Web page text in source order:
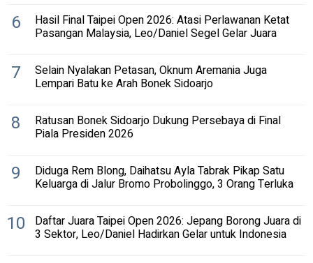
6 Hasil Final Taipei Open 2026: Atasi Perlawanan Ketat
Pasangan Malaysia, Leo/Daniel Segel Gelar Juara
7 Selain Nyalakan Petasan, Oknum Aremania Juga
Lempari Batu ke Arah Bonek Sidoarjo
8 Ratusan Bonek Sidoarjo Dukung Persebaya di Final
Piala Presiden 2026
9 Diduga Rem Blong, Daihatsu Ayla Tabrak Pikap Satu
Keluarga di Jalur Bromo Probolinggo, 3 Orang Terluka
10 Daftar Juara Taipei Open 2026: Jepang Borong Juara di
3 Sektor, Leo/Daniel Hadirkan Gelar untuk Indonesia